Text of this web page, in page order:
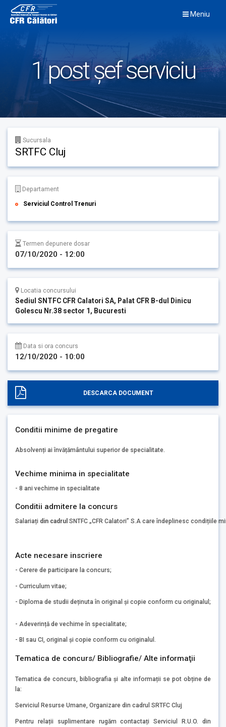
content
Meniu
1 post șef serviciu
Sucursala
SRTFC Cluj
Departament
Serviciul Control Trenuri
Termen depunere dosar
07/10/2020 - 12:00
Locatia concursului
Sediul SNTFC CFR Calatori SA, Palat CFR B-dul Dinicu
Golescu Nr.38 sector 1, Bucuresti
Data si ora concurs
12/10/2020 - 10:00
DESCARCA DOCUMENT
Conditii minime de pregatire
Absolvenți ai învățământului superior de specialitate.
Vechime minima in specialitate
- 8 ani vechime in specialitate
Conditii admitere la concurs
Salariați din cadrul SNTFC „CFR Calatori” S.A care îndeplinesc condițiile
Acte necesare inscriere
- Cerere de participare la concurs;
- Curriculum vitae;
- Diploma de studii deținuta în original și copie conform cu originalul;
- Adeverință de vechime în specialitate;
- BI sau CI, original și copie conform cu originalul.
Tematica de concurs/ Bibliografie/ Alte informaţii
Tematica de concurs, bibliografia și alte informații se pot obține de
la:
Serviciul Resurse Umane, Organizare din cadrul SRTFC Cluj
Pentru relații suplimentare rugăm contactați Serviciul R.U.O. din